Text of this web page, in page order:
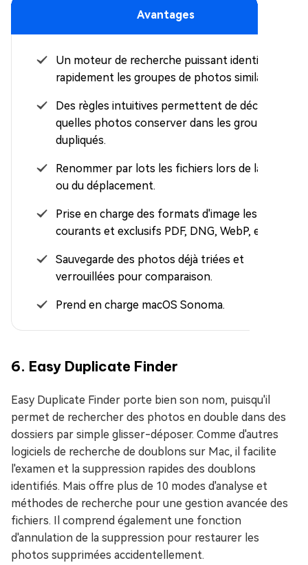
Avantages
Un moteur de recherche puissant identifie
rapidement les groupes de photos similaires.
Des règles intuitives permettent de décider
quelles photos conserver dans les groupes
dupliqués.
Renommer par lots les fichiers lors de la copie
ou du déplacement.
Prise en charge des formats d'image les plus
courants et exclusifs PDF, DNG, WebP, etc.
Sauvegarde des photos déjà triées et
verrouillées pour comparaison.
Prend en charge macOS Sonoma.
6. Easy Duplicate Finder
Easy Duplicate Finder porte bien son nom, puisqu'il
permet de rechercher des photos en double dans des
dossiers par simple glisser-déposer. Comme d'autres
logiciels de recherche de doublons sur Mac, il facilite
l'examen et la suppression rapides des doublons
identifiés. Mais offre plus de 10 modes d'analyse et
méthodes de recherche pour une gestion avancée des
fichiers. Il comprend également une fonction
d'annulation de la suppression pour restaurer les
photos supprimées accidentellement.